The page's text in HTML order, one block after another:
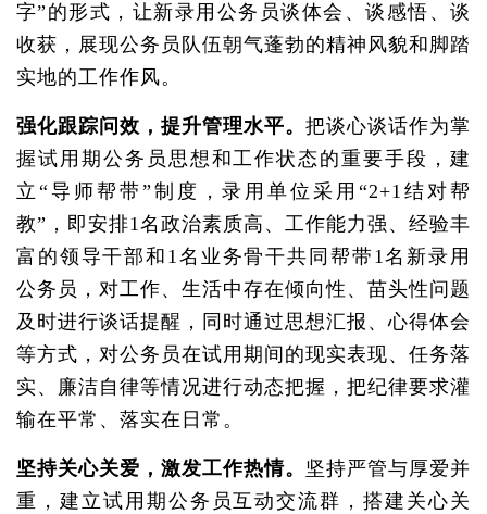
字”的形式，让新录用公务员谈体会、谈感悟、谈
收获，展现公务员队伍朝气蓬勃的精神风貌和脚踏
实地的工作作风。
强化跟踪问效，提升管理水平。 把谈心谈话作为掌
握试用期公务员思想和工作状态的重要手段，建
立“导师帮带”制度，录用单位采用“2+1结对帮
教”，即安排1名政治素质高、工作能力强、经验丰
富的领导干部和1名业务骨干共同帮带1名新录用
公务员，对工作、生活中存在倾向性、苗头性问题
及时进行谈话提醒，同时通过思想汇报、心得体会
等方式，对公务员在试用期间的现实表现、任务落
实、廉洁自律等情况进行动态把握，把纪律要求灌
输在平常、落实在日常。
坚持关心关爱，激发工作热情。 坚持严管与厚爱并
重，建立试用期公务员互动交流群，搭建关心关